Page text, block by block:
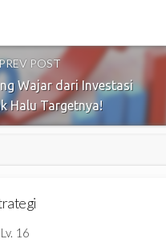
POST
Wajar dari Investasi
Halu Targetnya!
16